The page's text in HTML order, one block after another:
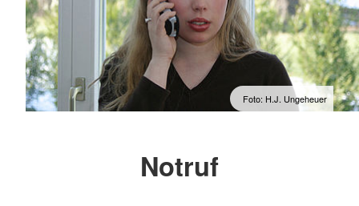
Foto: H.J. Ungeheuer
Notruf